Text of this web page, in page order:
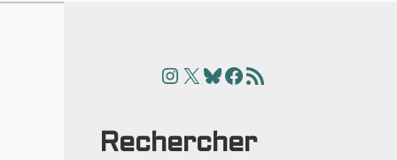
Instagram
X Bluesky
Facebook
Articles
Rechercher